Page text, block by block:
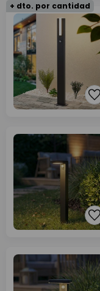
+ dto. por cantidad